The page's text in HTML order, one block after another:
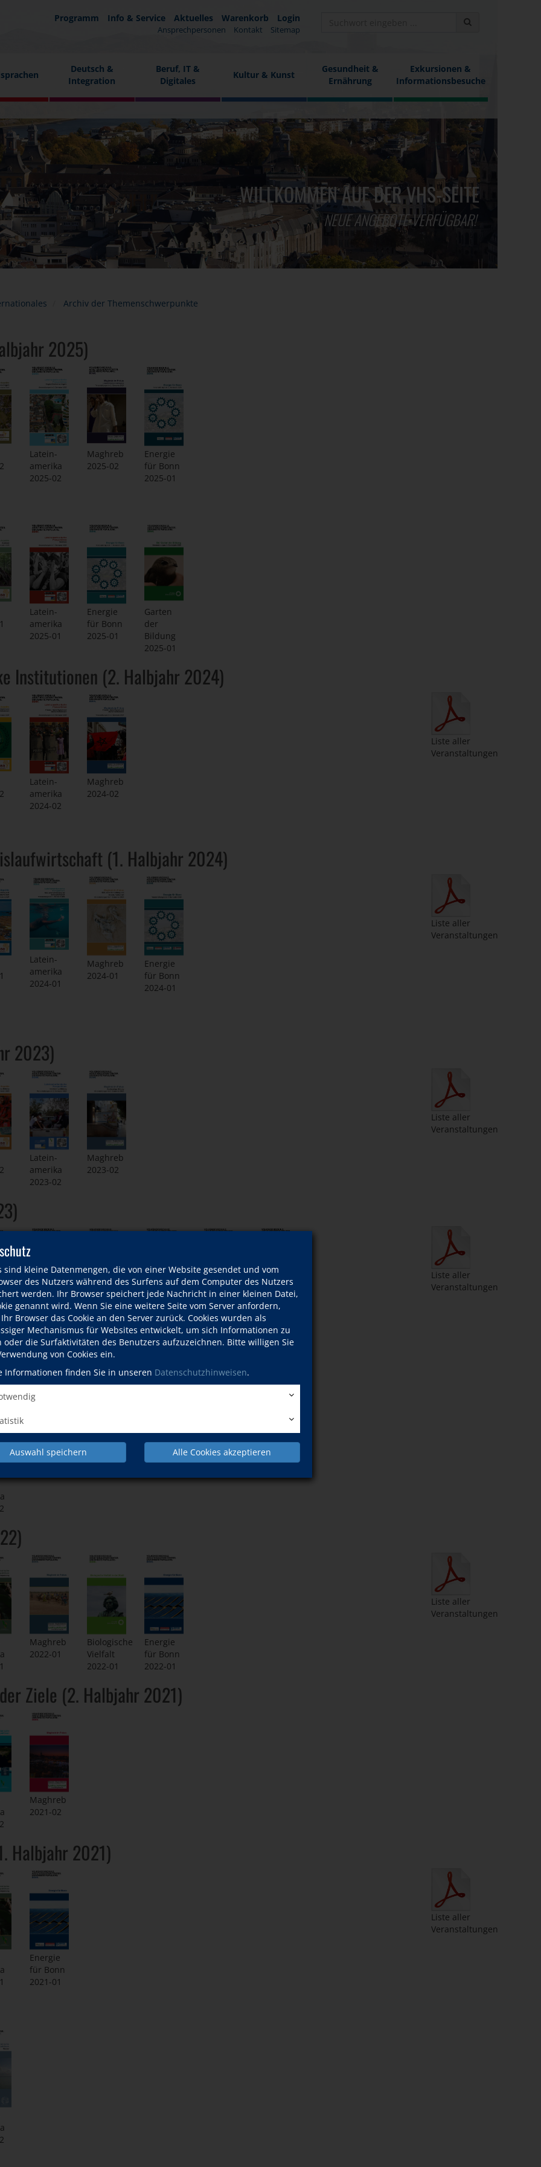
sind kleine Datenmengen, die von einer Website gesendet und vom
des Nutzers während des Surfens auf dem Computer des Nutzers
werden. Ihr Browser speichert jede Nachricht in einer kleinen Datei,
genannt wird. Wenn Sie eine weitere Seite vom Server anfordern,
Browser das Cookie an den Server zurück. Cookies wurden als
Mechanismus für Websites entwickelt, um sich Informationen zu
oder die Surfaktivitäten des Benutzers aufzuzeichnen. Bitte willigen Sie
von Cookies ein.
Informationen finden Sie in unseren Datenschutzhinweisen.
Auswahl speichern Alle Cookies akzeptieren
Programm Info & Service Aktuelles Warenkorb Login
Ansprechpersonen Kontakt Sitemap
Deutsch &
Integration
Beruf, IT &
Digitales
Kultur & Kunst
Gesundheit &
Ernährung
Exkursionen &
Informationsbesuche
WILLKOMMEN AUF DER VHS-SEITE
NEUE ANGEBOTE VERFÜGBAR!
Archiv der Themenschwerpunkte
2025)
Latein-
amerika
2025-02
Maghreb
2025-02
Energie
für Bonn
2025-01
Latein-
amerika
2025-01
Energie
für Bonn
2025-01
Garten
der
Bildung
2025-01
Institutionen (2. Halbjahr 2024)
Latein-
amerika
2024-02
Maghreb
2024-02
Liste aller
Veranstaltungen
(1. Halbjahr 2024)
Latein-
amerika
2024-01
Maghreb
2024-01
Energie
für Bonn
2024-01
Liste aller
Veranstaltungen
2023)
Latein-
amerika
2023-02
Maghreb
2023-02
Liste aller
Veranstaltungen
Latein-
amerika
2023-01
Maghreb
2023-01
Garten
der
Bildung
Biologische
Vielfalt
2023-01
Energie
für Bonn
2023-01
Liste aller
Veranstaltungen
(2. Halbjahr 2022)
Maghreb
2022-01
Biologische
Vielfalt
2022-01
Energie
für Bonn
2022-01
Liste aller
Veranstaltungen
Ziele (2. Halbjahr 2021)
Maghreb
2021-02
Halbjahr 2021)
Energie
für Bonn
2021-01
Liste aller
Veranstaltungen